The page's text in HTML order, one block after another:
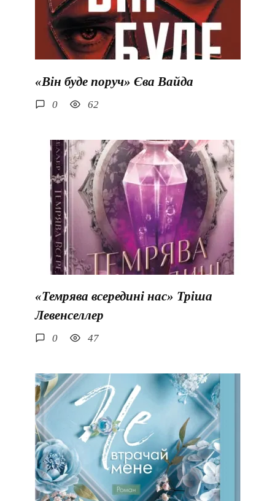
«Він буде поруч» Єва Вайда
0 62
«Темрява всередині нас» Тріша
Левенселлер
0 47